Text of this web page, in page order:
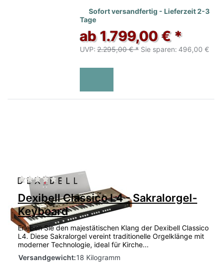
Sofort versandfertig - Lieferzeit 2-3
Tage
ab 1.799,00 € *
UVP: 2.295,00 € * Sie sparen: 496,00 €
Zu diesem Produkt liegen noch keine
Dexibell Classico L4 - Sakralorgel-
Keyboard
Erleben Sie den majestätischen Klang der Dexibell Classico
L4. Diese Sakralorgel vereint traditionelle Orgelklänge mit
moderner Technologie, ideal für Kirche...
Versandgewicht:18 Kilogramm